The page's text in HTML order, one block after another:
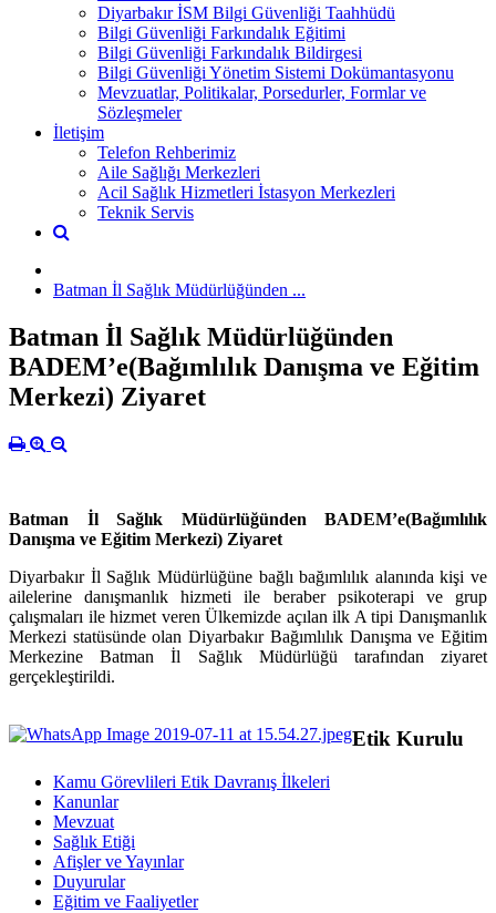
Diyarbakır İSM Bilgi Güvenliği Taahhüdü
Bilgi Güvenliği Farkındalık Eğitimi
Bilgi Güvenliği Farkındalık Bildirgesi
Bilgi Güvenliği Yönetim Sistemi Dokümantasyonu
Mevzuatlar, Politikalar, Porsedurler, Formlar ve
Sözleşmeler
İletişim
Telefon Rehberimiz
Aile Sağlığı Merkezleri
Acil Sağlık Hizmetleri İstasyon Merkezleri
Teknik Servis
Batman İl Sağlık Müdürlüğünden ...
Batman İl Sağlık Müdürlüğünden
BADEM’e(Bağımlılık Danışma ve Eğitim
Merkezi) Ziyaret
Batman İl Sağlık Müdürlüğünden BADEM’e(Bağımlılık
Danışma ve Eğitim Merkezi) Ziyaret
Diyarbakır İl Sağlık Müdürlüğüne bağlı bağımlılık alanında kişi ve
ailelerine danışmanlık hizmeti ile beraber psikoterapi ve grup
çalışmaları ile hizmet veren Ülkemizde açılan ilk A tipi Danışmanlık
Merkezi statüsünde olan Diyarbakır Bağımlılık Danışma ve Eğitim
Merkezine Batman İl Sağlık Müdürlüğü tarafından ziyaret
gerçekleştirildi.
Etik Kurulu
Kamu Görevlileri Etik Davranış İlkeleri
Kanunlar
Mevzuat
Sağlık Etiği
Afişler ve Yayınlar
Duyurular
Eğitim ve Faaliyetler